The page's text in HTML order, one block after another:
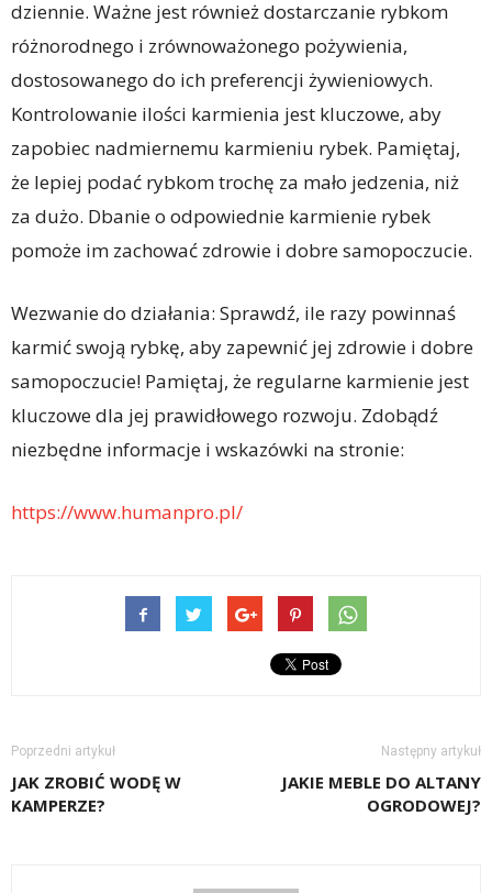
dziennie. Ważne jest również dostarczanie rybkom
różnorodnego i zrównoważonego pożywienia,
dostosowanego do ich preferencji żywieniowych.
Kontrolowanie ilości karmienia jest kluczowe, aby
zapobiec nadmiernemu karmieniu rybek. Pamiętaj,
że lepiej podać rybkom trochę za mało jedzenia, niż
za dużo. Dbanie o odpowiednie karmienie rybek
pomoże im zachować zdrowie i dobre samopoczucie.
Wezwanie do działania: Sprawdź, ile razy powinnaś
karmić swoją rybkę, aby zapewnić jej zdrowie i dobre
samopoczucie! Pamiętaj, że regularne karmienie jest
kluczowe dla jej prawidłowego rozwoju. Zdobądź
niezbędne informacje i wskazówki na stronie:
https://www.humanpro.pl/
Poprzedni artykuł
JAK ZROBIĆ WODĘ W
KAMPERZE?
Następny artykuł
JAKIE MEBLE DO ALTANY
OGRODOWEJ?